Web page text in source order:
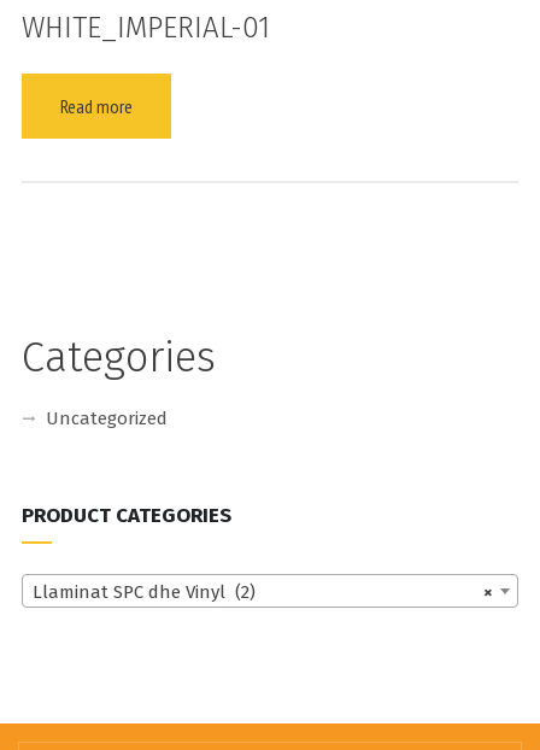
WHITE_IMPERIAL-01
Read more
Categories
Uncategorized
PRODUCT CATEGORIES
×
Llaminat SPC dhe Vinyl (2)